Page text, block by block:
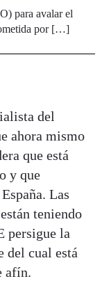
para avalar el
por […]
del
ahora mismo
que está
y que
Las
teniendo
persigue la
del cual está
afín.